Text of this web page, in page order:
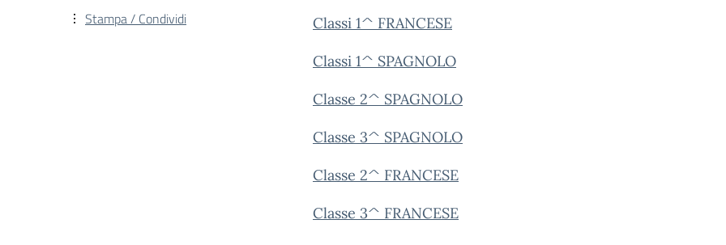
Classi 1^ FRANCESE
Classi 1^ SPAGNOLO
Classe 2^ SPAGNOLO
Classe 3^ SPAGNOLO
Classe 2^ FRANCESE
Classe 3^ FRANCESE
Stampa / Condividi